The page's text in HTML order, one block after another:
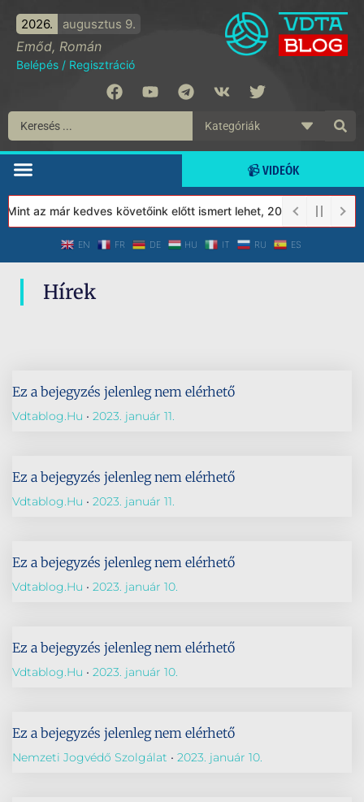
2026. augusztus 9.
Emőd, Román
Belépés / Regisztráció
📹 VIDEÓK
az már kedves követőink előtt ismert lehet, 2023-tól a
EN FR DE HU IT RU ES
Hírek
Ez a bejegyzés jelenleg nem elérhető
Vdtablog.hu 2023. január 11.
Ez a bejegyzés jelenleg nem elérhető
Vdtablog.hu 2023. január 11.
Ez a bejegyzés jelenleg nem elérhető
Vdtablog.hu 2023. január 10.
Ez a bejegyzés jelenleg nem elérhető
Vdtablog.hu 2023. január 10.
Ez a bejegyzés jelenleg nem elérhető
Nemzeti Jogvédő Szolgálat 2023. január 10.